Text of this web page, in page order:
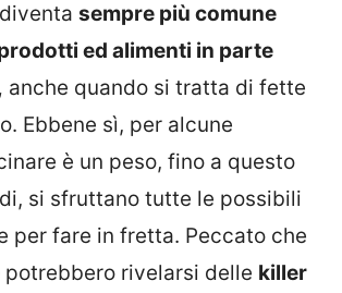
sempre più comune
ed alimenti in parte
anche quando si tratta di fette
Ebbene sì, per alcune
è un peso, fino a questo
si sfruttano tutte le possibili
per fare in fretta. Peccato che
potrebbero rivelarsi delle killer